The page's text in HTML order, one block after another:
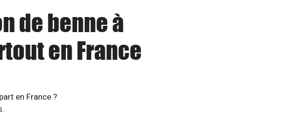
de benne à
en France
en France ?